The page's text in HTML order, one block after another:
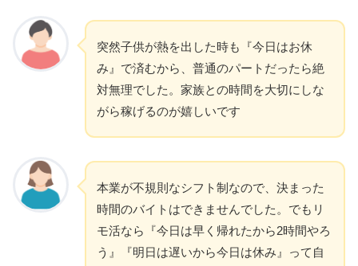
突然子供が熱を出した時も『今日はお休
み』で済むから、普通のパートだったら絶
対無理でした。家族との時間を大切にしな
がら稼げるのが嬉しいです
本業が不規則なシフト制なので、決まった
時間のバイトはできませんでした。でもリ
モ活なら『今日は早く帰れたから2時間やろ
う』『明日は遅いから今日は休み』って自